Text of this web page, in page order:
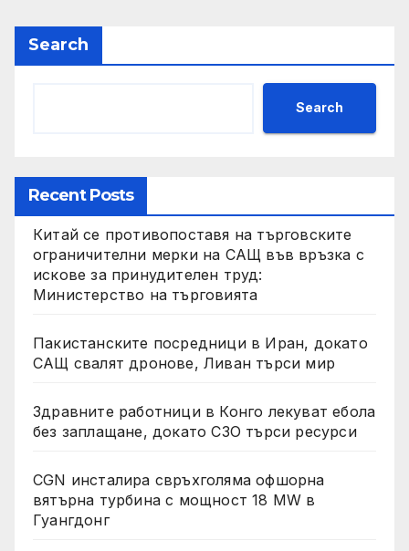
Search
Search
Recent Posts
Китай се противопоставя на търговските
ограничителни мерки на САЩ във връзка с
искове за принудителен труд:
Министерство на търговията
Пакистанските посредници в Иран, докато
САЩ свалят дронове, Ливан търси мир
Здравните работници в Конго лекуват ебола
без заплащане, докато СЗО търси ресурси
CGN инсталира свръхголяма офшорна
вятърна турбина с мощност 18 MW в
Гуангдонг